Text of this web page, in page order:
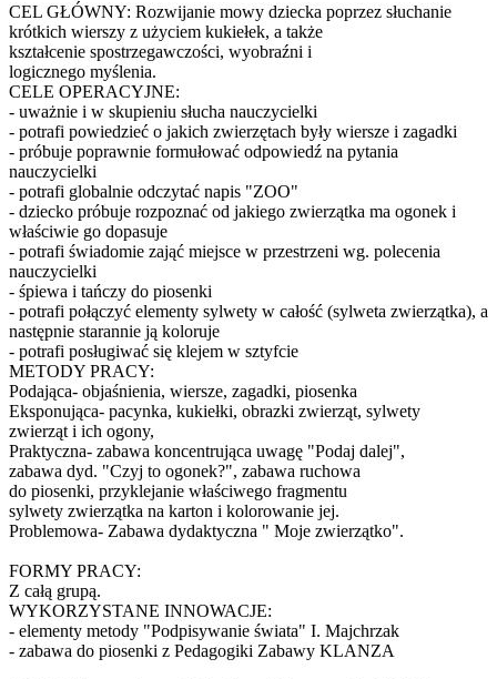
CEL GŁÓWNY: Rozwijanie mowy dziecka poprzez słuchanie
krótkich wierszy z użyciem kukiełek, a także
kształcenie spostrzegawczości, wyobraźni i
logicznego myślenia.
CELE OPERACYJNE:
- uważnie i w skupieniu słucha nauczycielki
- potrafi powiedzieć o jakich zwierzętach były wiersze i zagadki
- próbuje poprawnie formułować odpowiedź na pytania
nauczycielki
- potrafi globalnie odczytać napis "ZOO"
- dziecko próbuje rozpoznać od jakiego zwierzątka ma ogonek i
właściwie go dopasuje
- potrafi świadomie zająć miejsce w przestrzeni wg. polecenia
nauczycielki
- śpiewa i tańczy do piosenki
- potrafi połączyć elementy sylwety w całość (sylweta zwierzątka), a
następnie starannie ją koloruje
- potrafi posługiwać się klejem w sztyfcie
METODY PRACY:
Podająca- objaśnienia, wiersze, zagadki, piosenka
Eksponująca- pacynka, kukiełki, obrazki zwierząt, sylwety
zwierząt i ich ogony,
Praktyczna- zabawa koncentrująca uwagę "Podaj dalej",
zabawa dyd. "Czyj to ogonek?", zabawa ruchowa
do piosenki, przyklejanie właściwego fragmentu
sylwety zwierzątka na karton i kolorowanie jej.
Problemowa- Zabawa dydaktyczna " Moje zwierzątko".
FORMY PRACY:
Z całą grupą.
WYKORZYSTANE INNOWACJE:
- elementy metody "Podpisywanie świata" I. Majchrzak
- zabawa do piosenki z Pedagogiki Zabawy KLANZA